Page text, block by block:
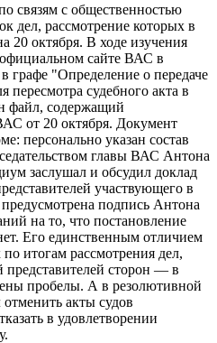
связям с общественностью
дел, рассмотрение которых в
20 октября. В ходе изучения
сайте ВАС в
графе "Определение о передаче
судебного акта в
файл, содержащий
от 20 октября. Документ
персонально указан состав
главы ВАС Антона
заслушал и обсудил доклад
участвующего в
подпись Антона
на то, что постановление
Его единственным отличием
итогам рассмотрения дел,
представителей сторон — в
пробелы. А в резолютивной
акты судов
в удовлетворении